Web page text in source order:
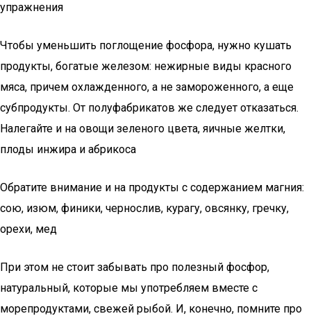
упражнения
Чтобы уменьшить поглощение фосфора, нужно кушать
продукты, богатые железом: нежирные виды красного
мяса, причем охлажденного, а не замороженного, а еще
субпродукты. От полуфабрикатов же следует отказаться.
Налегайте и на овощи зеленого цвета, яичные желтки,
плоды инжира и абрикоса
Обратите внимание и на продукты с содержанием магния:
сою, изюм, финики, чернослив, курагу, овсянку, гречку,
орехи, мед
При этом не стоит забывать про полезный фосфор,
натуральный, которые мы употребляем вместе с
морепродуктами, свежей рыбой. И, конечно, помните про